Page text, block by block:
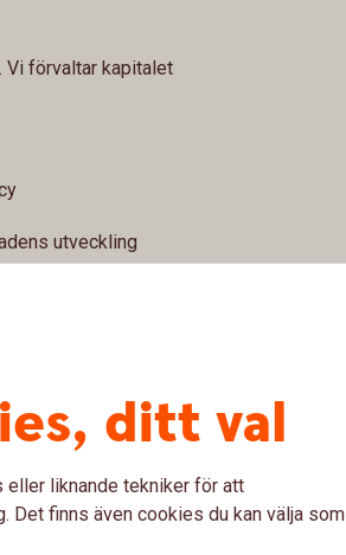
förvaltar kapitalet
utveckling
ditt val
eller liknande tekniker för att
Det finns även cookies du kan välja som